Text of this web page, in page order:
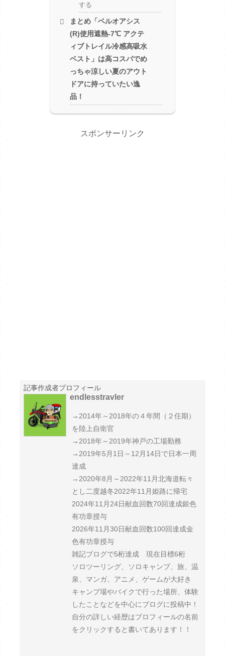
する
まとめ「ベルオアシス
(R)使用遮熱-7℃ アクテ
ィブトレイル冷感高吸水
ベスト」は高コスパでめ
っちゃ涼しい夏のアウト
ドアに持っていたい逸
品！
スポンサーリンク
記事作成者プロフィール
endlesstravler
→2014年～2018年の４年間（２任期）
を陸上自衛官
→2018年～2019年神戸の工場勤務
→2019年5月1日～12月14日で日本一周
達成
→2020年8月～2022年11月北海道転々
とし二度越冬2022年11月姫路に帰宅
2024年11月24日献血回数70回達成銀色
有功章授与
2026年11月30日献血回数100回達成金
色有功章授与
雑記ブログで5桁達成 現在目標6桁
ソロツーリング、ソロキャンプ、旅、温
泉、マンガ、アニメ、ゲームが大好き
キャンプ場やバイクで行った場所、体験
したことなどを中心にブログに投稿中！
自分の詳しい経歴はプロフィールの名前
をクリックすると書いてあります！！